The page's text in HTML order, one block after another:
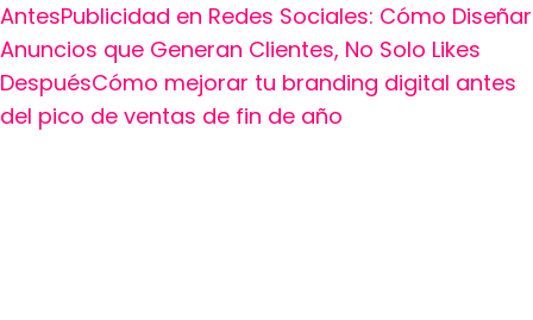
AntesPublicidad en Redes Sociales: Cómo Diseñar
Anuncios que Generan Clientes, No Solo Likes
DespuésCómo mejorar tu branding digital antes
del pico de ventas de fin de año